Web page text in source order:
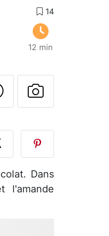
12 min
recette à
cette page
Poser une
Publier
Dans
l'amande